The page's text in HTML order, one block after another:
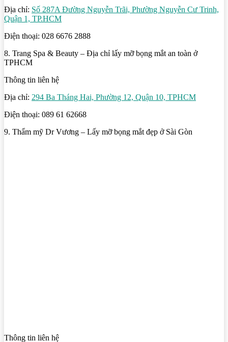
Địa chỉ: Số 287A Đường Nguyễn Trãi, Phường Nguyễn Cư Trinh,
Quận 1, TP.HCM
Điện thoại: 028 6676 2888
8. Trang Spa & Beauty – Địa chỉ lấy mỡ bọng mắt an toàn ở
TPHCM
Thông tin liên hệ
Địa chỉ: 294 Ba Tháng Hai, Phường 12, Quận 10, TPHCM
Điện thoại: 089 61 62668
9. Thẩm mỹ Dr Vương – Lấy mỡ bọng mắt đẹp ở Sài Gòn
Thông tin liên hệ